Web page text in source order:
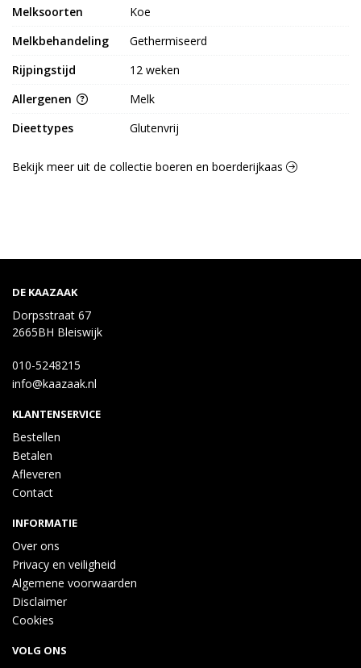
Melksoorten
Koe
Melkbehandeling
Gethermiseerd
Rijpingstijd
12 weken
Allergenen
Melk
Dieettypes
Glutenvrij
Bekijk meer uit de collectie boeren en boerderijkaas
DE KAAZAAK
Dorpsstraat 67
2665BH Bleiswijk
010-5248215
info@kaazaak.nl
KLANTENSERVICE
Bestellen
Betalen
Afleveren
Contact
INFORMATIE
Over ons
Privacy en veiligheid
Algemene voorwaarden
Disclaimer
Cookies
VOLG ONS